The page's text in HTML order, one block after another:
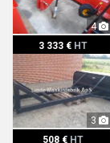
4
3 333 € HT
3
Linde Kornskubber
508 € HT
Geo Skrabeblad 180cm